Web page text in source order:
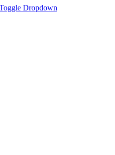
Dropdown